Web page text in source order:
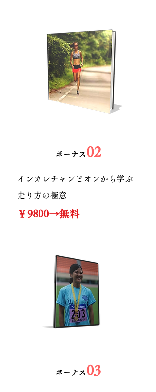
​ボーナス02
​インカレチャンピオンから学ぶ
走り方の極意
￥9800→無料
​ボーナス03